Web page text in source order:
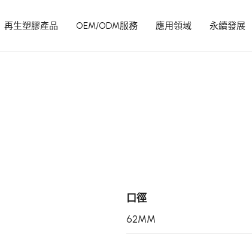
再生塑膠產品 OEM/ODM服務 應用領域 永續發展
口徑
62MM